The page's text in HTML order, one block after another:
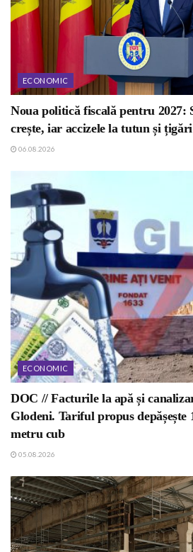
ECONOMIC
Noua politică fiscală pentru 2027:
crește, iar accizele la tutun și
06.08.2026
ECONOMIC
DOC // Facturile la apă și
Glodeni. Tariful propus depășește
metru cub
05.08.2026